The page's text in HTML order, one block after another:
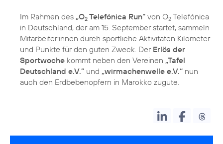
Im Rahmen des „O2 Telefónica Run“ von O2 Telefónica
in Deutschland, der am 15. September startet, sammeln
Mitarbeiter:innen durch sportliche Aktivitäten Kilometer
und Punkte für den guten Zweck. Der Erlös der
Sportwoche kommt neben den Vereinen „Tafel
Deutschland e.V.” und „wirmachenwelle e.V.“ nun
auch den Erdbebenopfern in Marokko zugute.